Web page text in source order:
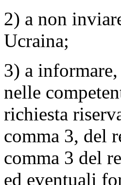
2) a non
Ucraina;
3) a
nelle
richiesta
comma 3, del
comma 3 del
ed eventuali